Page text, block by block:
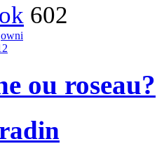
602
owni
ou roseau?